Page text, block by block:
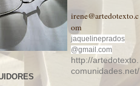
irene@artedotexto.c
om
jaquelineprados
@gmail.com
http://artedotexto.
comunidades.net/